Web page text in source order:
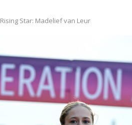
Rising Star: Madelief van Leur